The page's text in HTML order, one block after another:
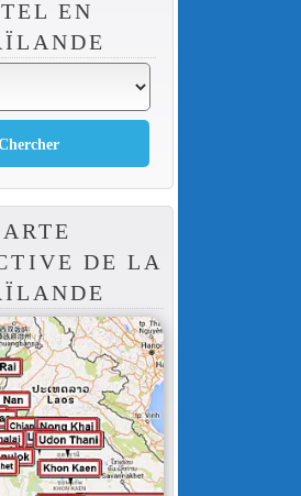
EN
DE LA